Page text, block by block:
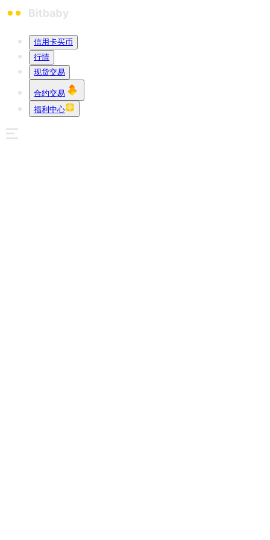
信用卡买币
行情
现货交易
合约交易
福利中心